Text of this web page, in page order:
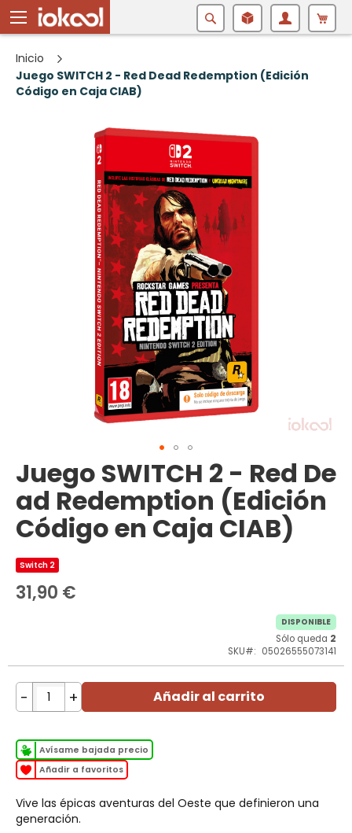
Buscar
Inicio
Juego SWITCH 2 - Red Dead Redemption (Edición
Código en Caja CIAB)
Saltar
al
comienzo
de
la
de
imágenes
Juego SWITCH 2 - Red De
ad Redemption (Edición
Código en Caja CIAB)
Switch 2
31,90 €
DISPONIBLE
Sólo queda 2
SKU
05026555073141
- + Añadir al carrito
Avísame bajada precio
Añadir a favoritos
Vive las épicas aventuras del Oeste que definieron una
generación.